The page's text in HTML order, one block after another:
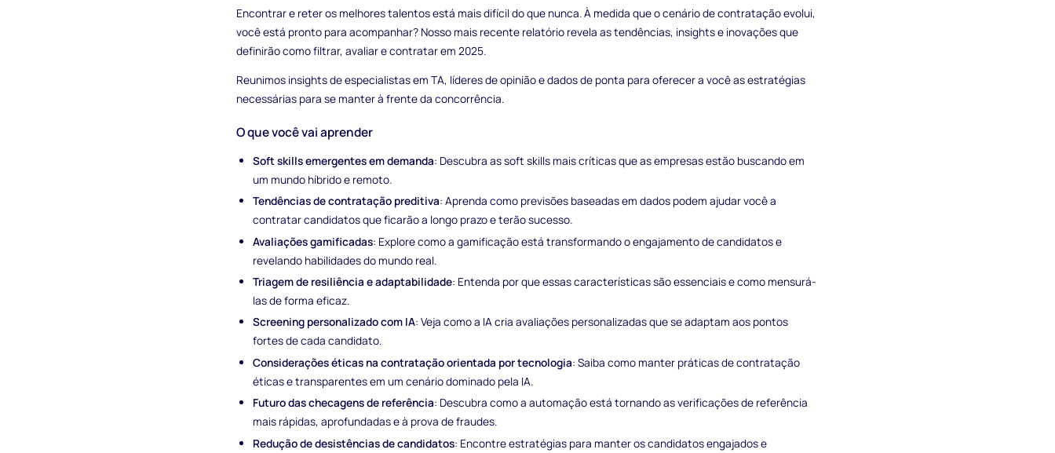
Encontrar e reter os melhores talentos está mais difícil do que nunca. À medida que o cenário de contratação evolui,
você está pronto para acompanhar? Nosso mais recente relatório revela as tendências, insights e inovações que
definirão como filtrar, avaliar e contratar em 2025.
Reunimos insights de especialistas em TA, líderes de opinião e dados de ponta para oferecer a você as estratégias
necessárias para se manter à frente da concorrência.
O que você vai aprender
Soft skills emergentes em demanda: Descubra as soft skills mais críticas que as empresas estão buscando em
um mundo híbrido e remoto.
Tendências de contratação preditiva: Aprenda como previsões baseadas em dados podem ajudar você a
contratar candidatos que ficarão a longo prazo e terão sucesso.
Avaliações gamificadas: Explore como a gamificação está transformando o engajamento de candidatos e
revelando habilidades do mundo real.
Triagem de resiliência e adaptabilidade: Entenda por que essas características são essenciais e como mensurá-
las de forma eficaz.
Screening personalizado com IA: Veja como a IA cria avaliações personalizadas que se adaptam aos pontos
fortes de cada candidato.
Considerações éticas na contratação orientada por tecnologia: Saiba como manter práticas de contratação
éticas e transparentes em um cenário dominado pela IA.
Futuro das checagens de referência: Descubra como a automação está tornando as verificações de referência
mais rápidas, aprofundadas e à prova de fraudes.
Redução de desistências de candidatos: Encontre estratégias para manter os candidatos engajados e